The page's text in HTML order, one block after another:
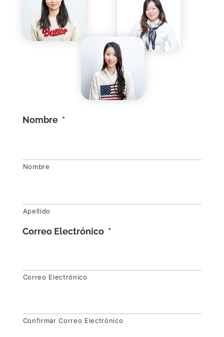
Nombre *
Nombre
Apellido
Correo Electrónico *
Correo Electrónico
Confirmar Correo Electrónico